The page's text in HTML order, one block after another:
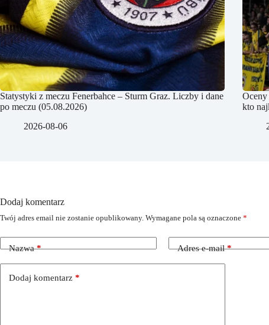
Statystyki z meczu Fenerbahce – Sturm Graz. Liczby i dane
po meczu (05.08.2026)
2026-08-06
Oceny
kto
Dodaj komentarz
Twój adres email nie zostanie opublikowany. Wymagane pola są oznaczone *
Nazwa* Adres e-mail*
Dodaj komentarz *